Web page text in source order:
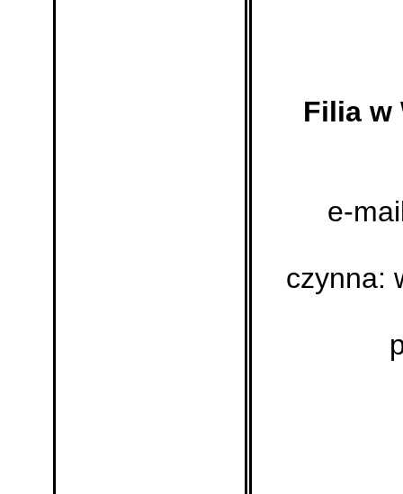
Filia w
e-
czynna: